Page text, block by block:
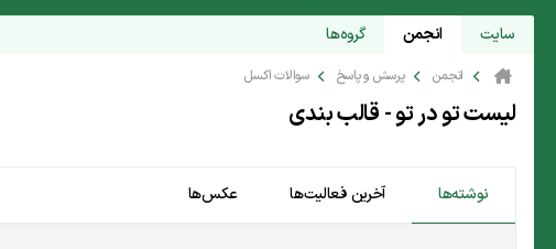
سایت انجمن گروه‌ها
انجمن پرسش و پاسخ سوالات اکسل
لیست تو در تو - قالب بندی
نوشته‌ها آخرین فعالیت‌ها عکس‌ها